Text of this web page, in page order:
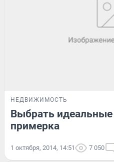
НЕДВИЖИМОСТЬ
Выбрать
примерка
1 октября, 2014, 14:51 7 050